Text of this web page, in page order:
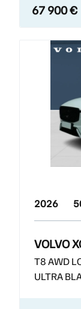
67 900 €
2026
VOLVO
T8 AWD
ULTRA